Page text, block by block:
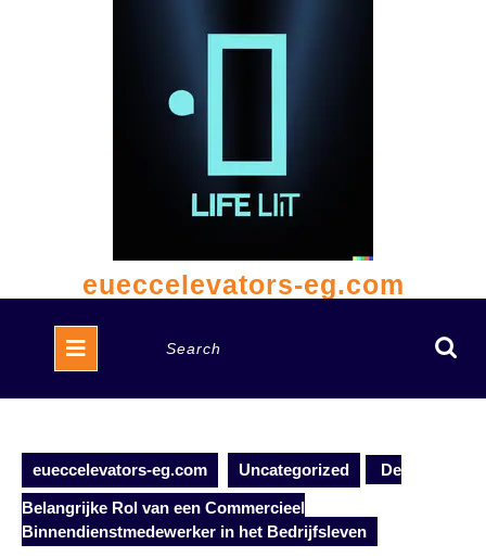
eueccelevators-eg.com
Open
Button
eueccelevators-eg.com Uncategorized De
Belangrijke Rol van een Commercieel
Binnendienstmedewerker in het Bedrijfsleven